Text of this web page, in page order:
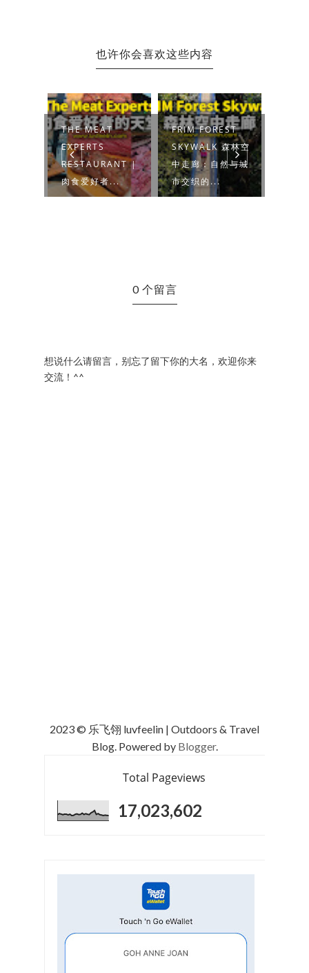
也许你会喜欢这些内容
THE MEAT
EXPERTS
RESTAURANT |
肉食爱好者...
FRIM FOREST
SKYWALK 森林空
中走廊：自然与城
市交织的...
0 个留言
想说什么请留言，别忘了留下你的大名，欢迎你来
交流！^^
2023 © 乐飞翎 luvfeelin | Outdoors & Travel
Blog. Powered by Blogger.
Total Pageviews
17,023,602